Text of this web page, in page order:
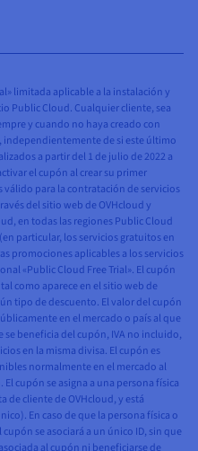
limitada aplicable a la instalación y
Public Cloud. Cualquier cliente, sea
y cuando no haya creado con
de si este último
a partir del 1 de julio de 2022 a
el cupón al crear su primer
para la contratación de servicios
del sitio web de OVHcloud y
en todas las regiones Public Cloud
particular, los servicios gratuitos en
promociones aplicables a los servicios
«Public Cloud Free Trial». El cupón
como aparece en el sitio web de
tipo de descuento. El valor del cupón
en el mercado o país al que
beneficia del cupón, IVA no incluido,
en la misma divisa. El cupón es
normalmente en el mercado al
cupón se asigna a una persona física
de cliente de OVHcloud, y está
En caso de que la persona física o
se asociará a un único ID, sin que
al cupón ni beneficiarse de